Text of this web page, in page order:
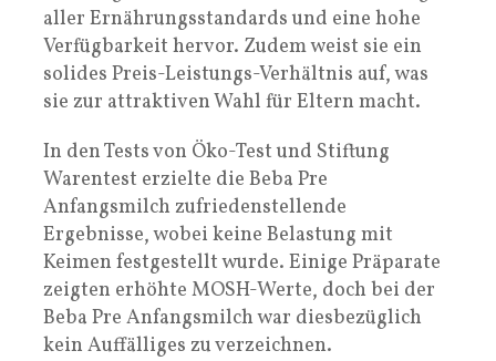
aller Ernährungsstandards und eine hohe
Verfügbarkeit hervor. Zudem weist sie ein
solides Preis-Leistungs-Verhältnis auf, was
sie zur attraktiven Wahl für Eltern macht.
In den Tests von Öko-Test und Stiftung
Warentest erzielte die Beba Pre
Anfangsmilch zufriedenstellende
Ergebnisse, wobei keine Belastung mit
Keimen festgestellt wurde. Einige Präparate
zeigten erhöhte MOSH-Werte, doch bei der
Beba Pre Anfangsmilch war diesbezüglich
kein Auffälliges zu verzeichnen.